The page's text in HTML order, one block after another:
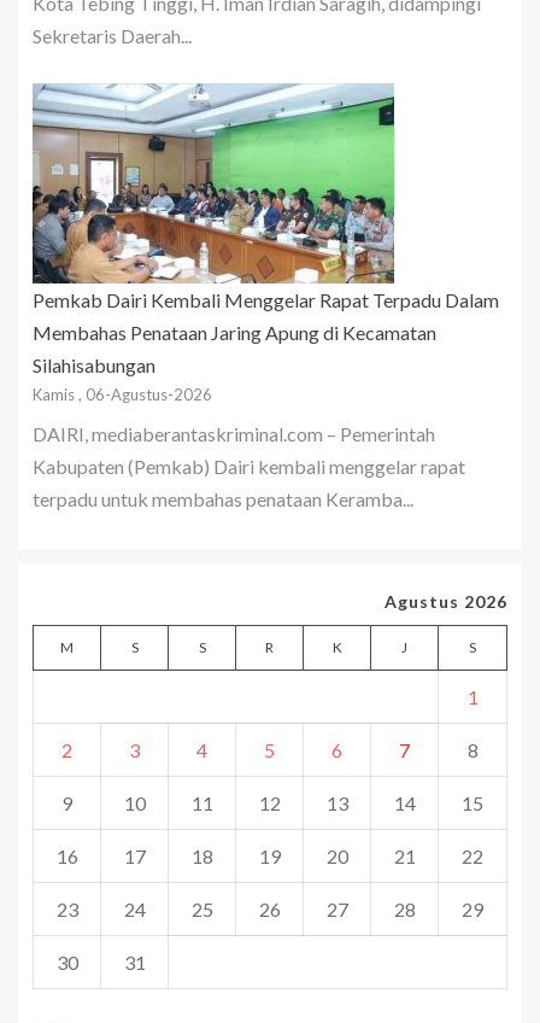
Sekretaris Daerah...
Pemkab Dairi Kembali Menggelar Rapat Terpadu Dalam
Membahas Penataan Jaring Apung di Kecamatan
Silahisabungan
Kamis , 06-Agustus-2026
DAIRI, mediaberantaskriminal.com – Pemerintah
Kabupaten (Pemkab) Dairi kembali menggelar rapat
terpadu untuk membahas penataan Keramba...
Agustus 2026
M S S R K J S
1
2 3 4 5 6 7 8
9 10 11 12 13 14 15
16 17 18 19 20 21 22
23 24 25 26 27 28 29
30 31